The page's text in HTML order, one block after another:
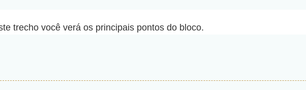
trecho você verá os principais pontos do bloco.